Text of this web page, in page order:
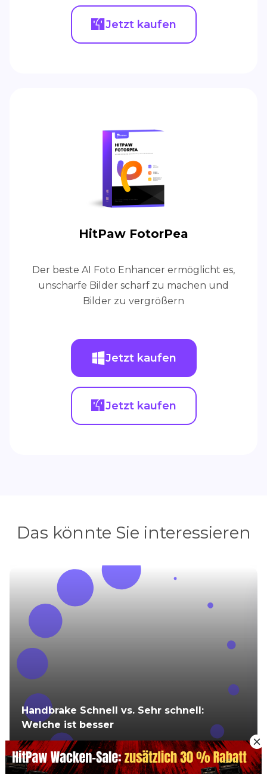
Jetzt kaufen
HitPaw FotorPea
Der beste AI Foto Enhancer ermöglicht es,
unscharfe Bilder scharf zu machen und
Bilder zu vergrößern
Jetzt kaufen
Jetzt kaufen
Das könnte Sie interessieren
Handbrake Schnell vs. Sehr schnell:
Welche ist besser
2025-05-08 10:01:01